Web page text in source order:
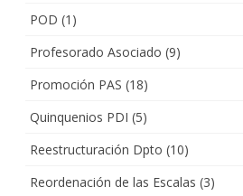
POD (1)
Profesorado Asociado (9)
Promoción PAS (18)
Quinquenios PDI (5)
Reestructuración Dpto (10)
Reordenación de las Escalas (3)